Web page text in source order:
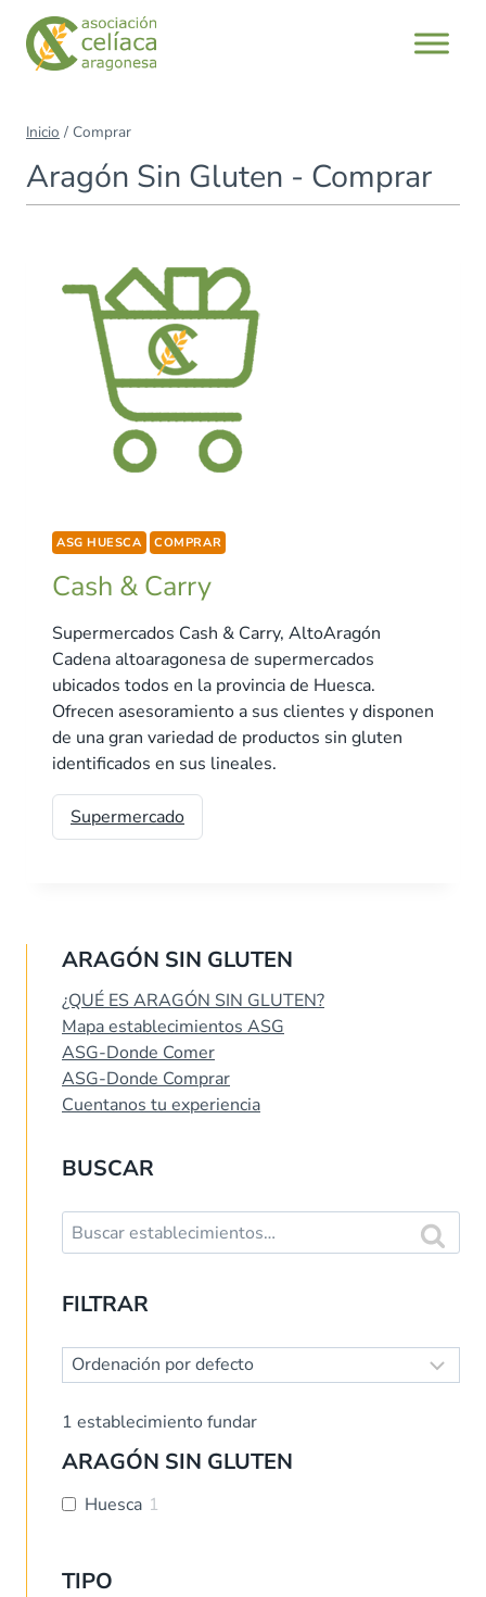
Saltar
contenido
Inicio / Comprar
Aragón Sin Gluten - Comprar
ASG HUESCA COMPRAR
Cash & Carry
Supermercados Cash & Carry, AltoAragón
Cadena altoaragonesa de supermercados
ubicados todos en la provincia de Huesca.
Ofrecen asesoramiento a sus clientes y disponen
de una gran variedad de productos sin gluten
identificados en sus lineales.
Supermercado
ARAGÓN SIN GLUTEN
¿QUÉ ES ARAGÓN SIN GLUTEN?
Mapa establecimientos ASG
ASG-Donde Comer
ASG-Donde Comprar
Cuentanos tu experiencia
BUSCAR
Buscar:
Buscar
FILTRAR
1 establecimiento fundar
ARAGÓN SIN GLUTEN
Huesca 1
TIPO